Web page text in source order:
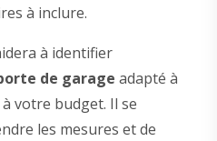
à inclure.
à identifier
de garage adapté à
votre budget. Il se
les mesures et de